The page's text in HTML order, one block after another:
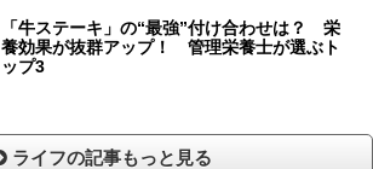
「牛ステーキ」の“最強”付け合わせは？ 栄
養効果が抜群アップ！ 管理栄養士が選ぶト
ップ3
ライフの記事もっと見る